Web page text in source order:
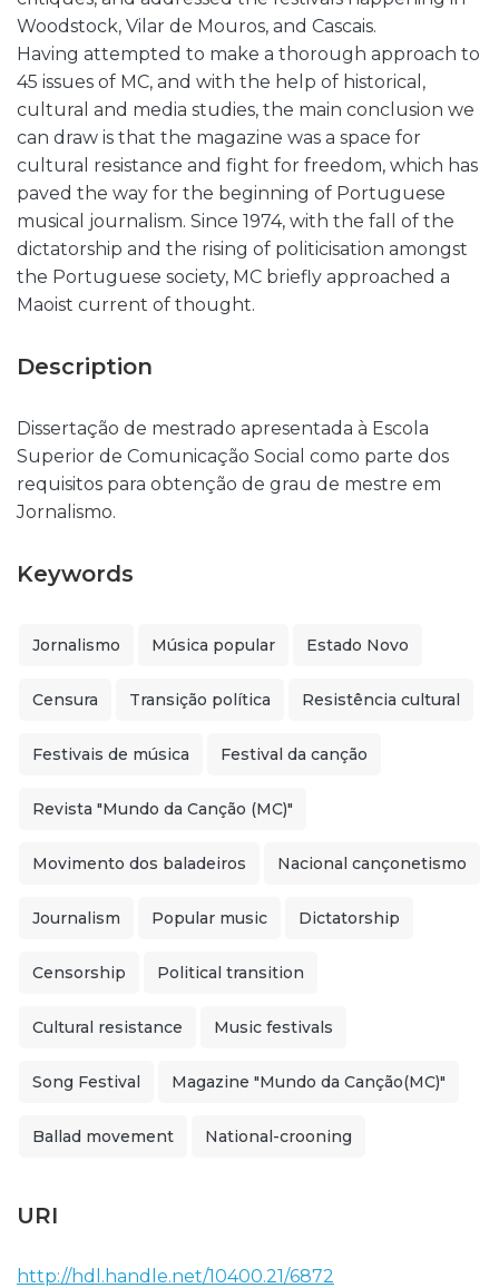
Woodstock, Vilar de Mouros, and Cascais.
Having attempted to make a thorough approach to
45 issues of MC, and with the help of historical,
cultural and media studies, the main conclusion we
can draw is that the magazine was a space for
cultural resistance and fight for freedom, which has
paved the way for the beginning of Portuguese
musical journalism. Since 1974, with the fall of the
dictatorship and the rising of politicisation amongst
the Portuguese society, MC briefly approached a
Maoist current of thought.
Description
Dissertação de mestrado apresentada à Escola
Superior de Comunicação Social como parte dos
requisitos para obtenção de grau de mestre em
Jornalismo.
Keywords
Jornalismo Música popular Estado Novo
Censura Transição política Resistência cultural
Festivais de música Festival da canção
Revista "Mundo da Canção (MC)"
Movimento dos baladeiros Nacional cançonetismo
Journalism Popular music Dictatorship
Censorship Political transition
Cultural resistance Music festivals
Song Festival Magazine "Mundo da Canção(MC)"
Ballad movement National-crooning
URI
http://hdl.handle.net/10400.21/6872